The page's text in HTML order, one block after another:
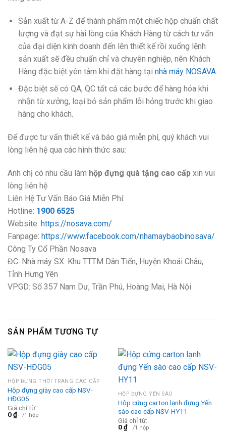
Sản xuất từ A-Z để thành phẩm một chiếc hộp chuẩn chất
lượng và đạt sự hài lòng của Khách Hàng từ cách tư vấn
của đại diện kinh doanh đến lên thiết kế rồi xuống lệnh
sản xuất sẽ đều chuẩn chỉ và chuyên nghiệp, nên Khách
Hàng đặc biệt yên tâm khi đặt hàng tại nhà máy NOSAVA.
Đặc biệt sẽ có QA, QC tất cả các bước để hàng hóa khi
nhận từ xưởng, loại bỏ sản phẩm lỗi hỏng trước khi giao
hàng cho khách.
Để được tư vấn thiết kế và báo giá miễn phí, quý khách vui
lòng liên hệ qua các hình thức sau:
Anh chị có nhu cầu làm hộp đựng quà tặng cao cấp xin vui
lòng liên hệ
Liên Hệ Tư Vấn Báo Giá Miễn Phí:
Hotline: 1900 6525
Website: https://nosava.com/
Fanpage: https://www.facebook.com/nhamaybaobinosava/
Công Ty Cổ Phần Nosava
ĐC: Nhà máy SX: Khu TTTM Dân Tiến, Huyện Khoái Châu,
Tỉnh Hưng Yên
VPGD: Số 357 Nam Dư, Trần Phú, Hoàng Mai, Hà Nội
SẢN PHẨM TƯƠNG TỰ
HỘP ĐỰNG THỜI TRANG CAO CẤP
Hộp đựng giày cao cấp NSV-
HĐG05
Giá chỉ từ:
0₫ /1 hộp
HỘP ĐỰNG YẾN SÀO
Hộp cứng carton lạnh đựng Yến
sào cao cấp NSV-HY11
Giá chỉ từ:
0₫ /1 hộp